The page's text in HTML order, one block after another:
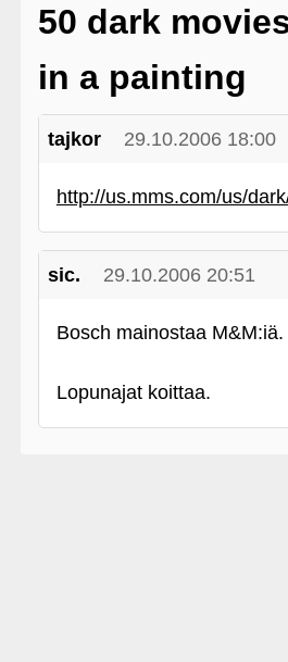
50 dark
in a painting
tajkor 29.10.2006 18:00
http://us.mms.com/us/
sic. 29.10.2006 20:51
Bosch mainostaa M&M:iä.
Lopunajat koittaa.